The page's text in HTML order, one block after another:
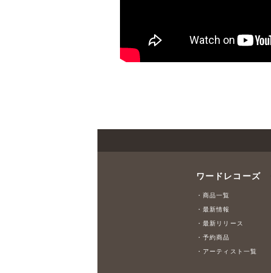
ワードレコーズ
・商品一覧
・最新情報
・最新リリース
・予約商品
・アーティスト一覧